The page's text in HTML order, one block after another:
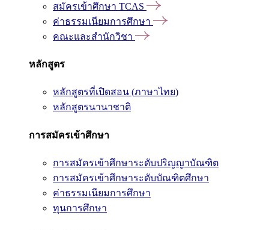
สมัครเข้าศึกษา TCAS
ค่าธรรมเนียมการศึกษา
คณะและสำนักวิชา
หลักสูตร
หลักสูตรที่เปิดสอน (ภาษาไทย)
หลักสูตรนานาชาติ
การสมัครเข้าศึกษา
การสมัครเข้าศึกษาระดับปริญญาบัณฑิต
การสมัครเข้าศึกษาระดับบัณฑิตศึกษา
ค่าธรรมเนียมการศึกษา
ทุนการศึกษา